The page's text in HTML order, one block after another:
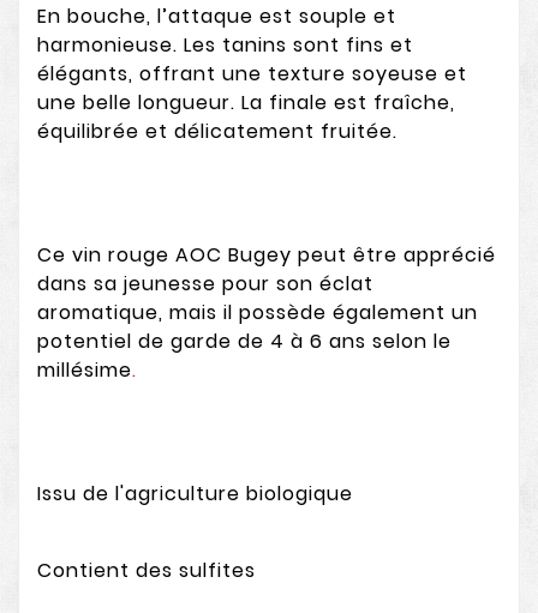
En bouche, l’attaque est souple et
harmonieuse. Les tanins sont fins et
élégants, offrant une texture soyeuse et
une belle longueur. La finale est fraîche,
équilibrée et délicatement fruitée.
Ce vin rouge AOC Bugey peut être apprécié
dans sa jeunesse pour son éclat
aromatique, mais il possède également un
potentiel de garde de 4 à 6 ans selon le
millésime.
Issu de l'agriculture biologique
Contient des sulfites